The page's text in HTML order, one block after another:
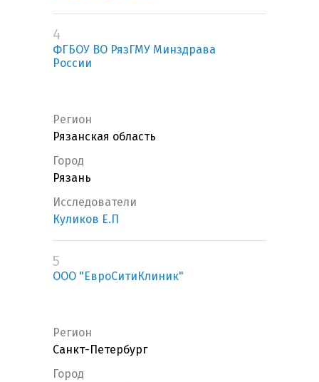
4
ФГБОУ ВО РязГМУ Минздрава
России
Регион
Рязанская область
Город
Рязань
Исследователи
Куликов Е.П
5
ООО "ЕвроСитиКлиник"
Регион
Санкт-Петербург
Город